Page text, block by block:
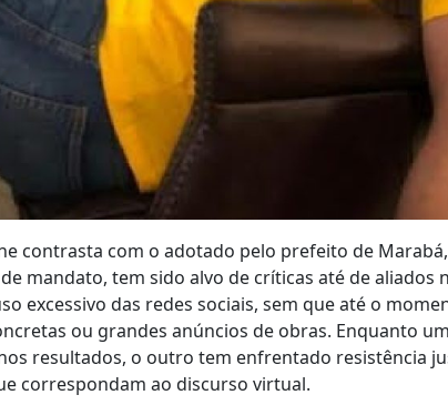
contrasta com o adotado pelo prefeito de
mandato, tem sido alvo de críticas até de aliados
excessivo das redes sociais, sem que até o
ou grandes anúncios de obras. Enquanto
resultados, o outro tem enfrentado resistência
correspondam ao discurso virtual.